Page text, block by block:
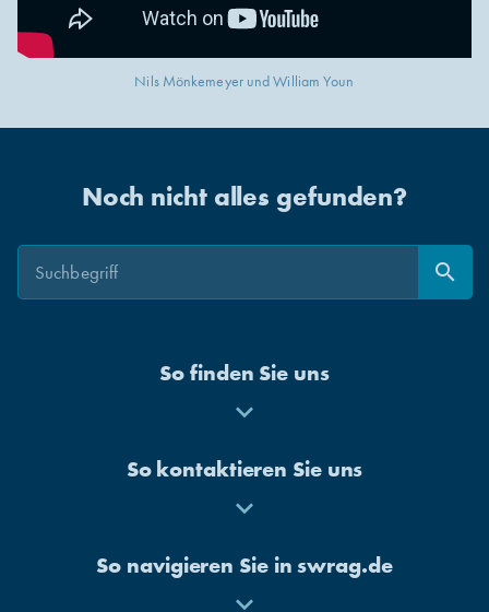
Nils Mönkemeyer und William Youn
Noch nicht alles gefunden?
Suche
Suche
search
Suchen
So finden Sie uns
Mehr
So kontaktieren Sie uns
Mehr
So navigieren Sie in swrag.de
Mehr